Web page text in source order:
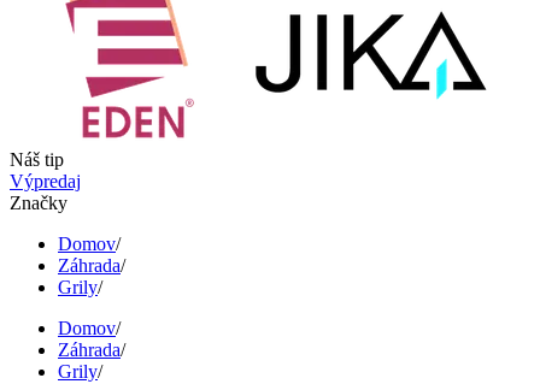
Náš tip
Výpredaj
Značky
Domov/
Záhrada/
Grily/
Domov/
Záhrada/
Grily/